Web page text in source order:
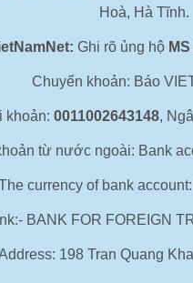
Hoà, Hà Tĩnh.
Ghi rõ ủng hộ
Chuyển khoản: Báo
khoản: 0011002643148,
từ nước ngoài: Bank
currency of bank account:
BANK FOR FOREIGN
198 Tran Quang